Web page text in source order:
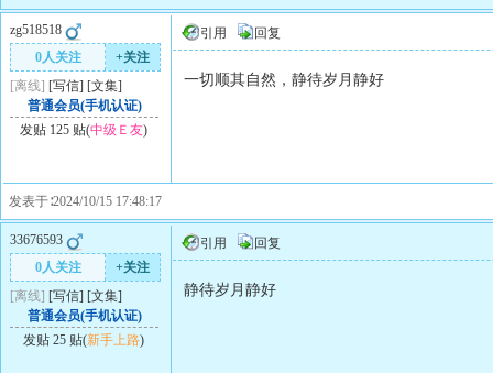
zg518518
0人关注
+关注
[离线] [写信] [文集]
普通会员(手机认证)
发贴 125 贴(中级Ｅ友)
引用 回复
一切顺其自然，静待岁月静好
发表于∶2024/10/15 17:48:17
33676593
0人关注
+关注
[离线] [写信] [文集]
普通会员(手机认证)
发贴 25 贴(新手上路)
引用 回复
静待岁月静好